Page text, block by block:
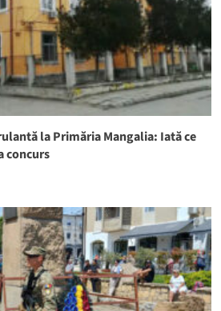
la Primăria Mangalia: Iată ce
concurs